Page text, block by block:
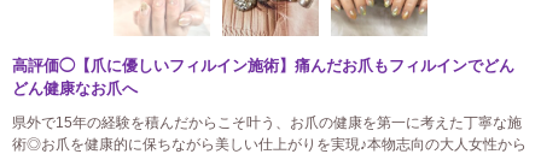
高評価◯【爪に優しいフィルイン施術】痛んだお爪もフィルインでどん
どん健康なお爪へ
県外で15年の経験を積んだからこそ叶う、お爪の健康を第一に考えた丁寧な施
術◎お爪を健康的に保ちながら美しい仕上がりを実現♪本物志向の大人女性から